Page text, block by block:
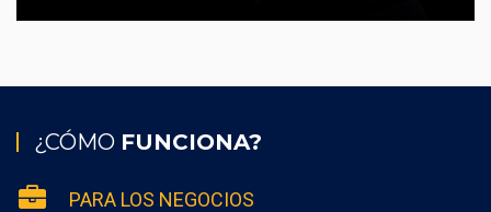
¿CÓMO FUNCIONA?
PARA LOS NEGOCIOS